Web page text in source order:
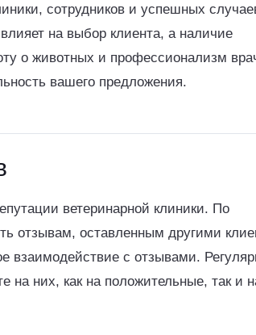
сотрудников и успешных
на выбор клиента, а наличие
о животных и профессионализм
вашего предложения.
ветеринарной клиники. По
отзывам, оставленным другими
взаимодействие с отзывами.
на них, как на положительные, так и